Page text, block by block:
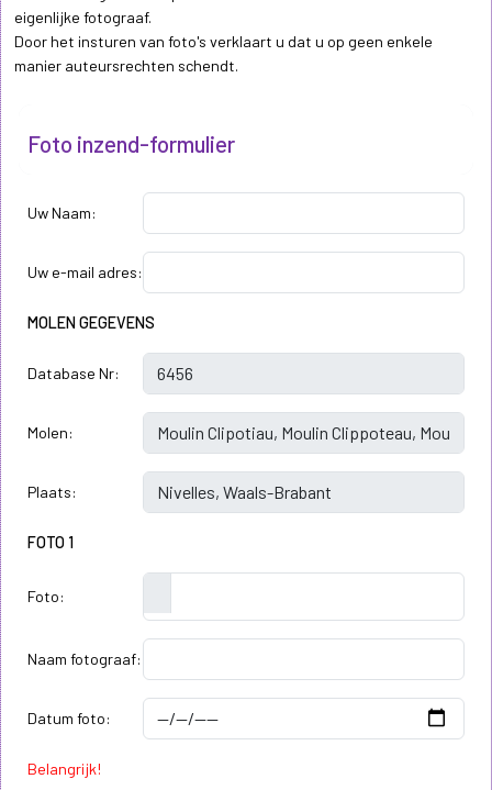
eigenlijke fotograaf.
Door het insturen van foto's verklaart u dat u op geen enkele
manier auteursrechten schendt.
Foto inzend-formulier
Uw Naam:
Uw e-mail adres:
MOLEN GEGEVENS
Database Nr:
Molen:
Plaats:
FOTO 1
Foto:
Naam fotograaf:
Datum foto:
Belangrijk!